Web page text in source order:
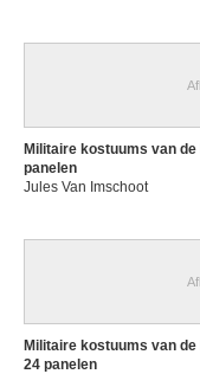
Militaire kostuums van
panelen
Jules Van Imschoot
Militaire kostuums van
24 panelen